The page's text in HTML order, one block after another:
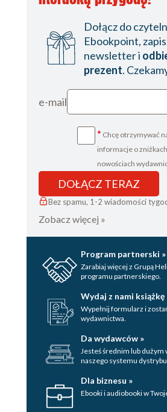
Dołącz do
Ebookpoint,
newsletter i
prezent.
e-mail
* Chcę otrzymywać
informacje o
nowościach
DOŁĄCZ TERAZ
Bez spamu, 1-2 wiadomości
Zobacz więcej »
Program partnerski »
Zarabiaj więcej z Grupą
programu partnerskiego.
Wydaj z nami książkę
Wypełnij formularz i
wydawnictwa.
Da wydawców »
Jesteś średnim lub dużym
naszego systemu
Dla biznesu »
Ebooki i audiobooki w